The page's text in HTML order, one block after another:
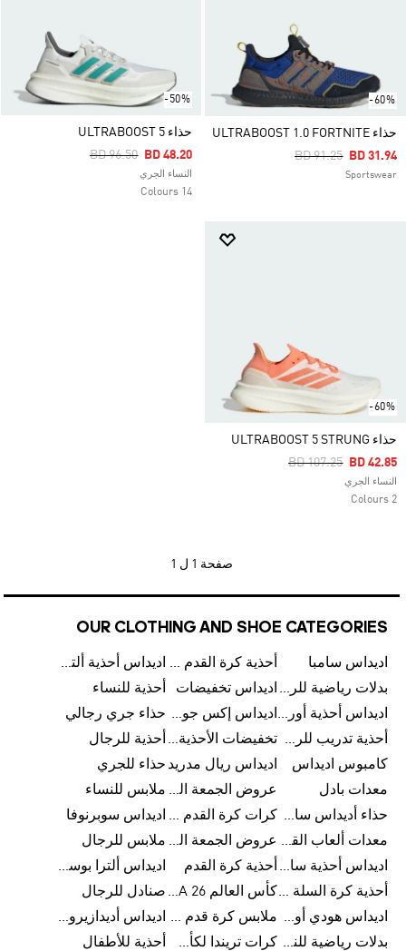
-60%
حذاء ULTRABOOST 1.0 FORTNITE
Price Reduced
BD 91.25ToBD 31.94
Sportswear
-50%
حذاء ULTRABOOST 5
Price Reduced From
BD 96.50ToBD 48.20
النساء الجري
14 Colours
-60%
حذاء ULTRABOOST 5 STRUNG
Price Reduced From
BD 107.25ToBD 42.85
النساء الجري
2 Colours
صفحة 1 ل 1
OUR CLOTHING AND SHOE CATEGORIES
اديداس سامبا أحذية كرة القدم للرجال
اديداس أحذية ألترا بوست للرجال
بدلات رياضية للرجال اديداس تخفيضات
أحذية للنساء
اديداس أحذية أورجينالز
اديداس إكس جود بيلينغهام حذاء جري رجالي
أحذية تدريب للرجال
تخفيضات الأحذية للرجال أحذية للرجال
كامبوس اديداس
اديداس ريال مدريد حذاء للجري
معدات بادل
عروض الجمعة البيضاء للرجال ملابس للنساء
حذاء أديداس سامبا للأطفال
كرات كرة القدم للرجال اديداس سوبرنوفا
معدات ألعاب القوى
عروض الجمعة البيضاء للسيدات ملابس للرجال
اديداس أحذية سامبا للنساء أحذية كرة القدم
اديداس ألترا بوست
أحذية كرة السلة للرجال
كأس العالم FIFA 26™ صنادل للرجال
اديداس هودي أورجينال للنساء
ملابس كرة قدم للاطفال
اديداس أديدازيرو معدات الجري
بدلات رياضية للنساء
كرات تريندا لكأس العالم FIFA 26™
أحذية للأطفال